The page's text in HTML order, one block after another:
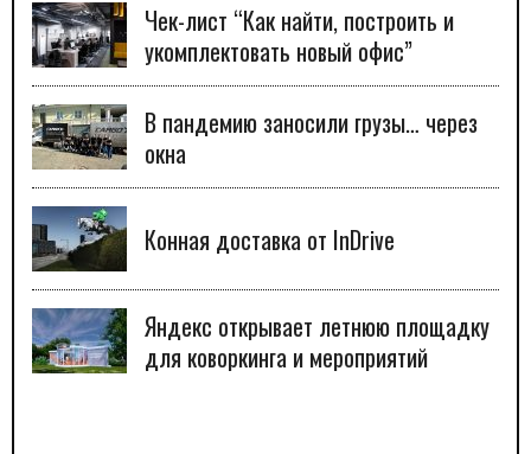
Чек-лист “Как найти, построить и
укомплектовать новый офис”
В пандемию заносили грузы… через
окна
Конная доставка от InDrive
Яндекс открывает летнюю площадку
для коворкинга и мероприятий